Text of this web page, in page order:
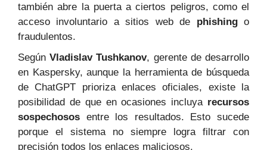
también abre la puerta a ciertos peligros, como el
acceso involuntario a sitios web de phishingo
fraudulentos.
SegúnVladislav Tushkanov, gerente de desarrollo
en Kaspersky, aunque la herramienta de búsqueda
de ChatGPT prioriza enlaces oficiales, existe la
posibilidad de que en ocasiones incluya recursos
sospechosos entre los resultados. Esto sucede
porque el sistema no siempre logra filtrar con
precisión todos los enlaces maliciosos.